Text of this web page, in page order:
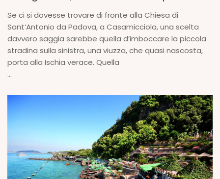
Se ci si dovesse trovare di fronte alla Chiesa di
Sant’Antonio da Padova, a Casamicciola, una scelta
davvero saggia sarebbe quella d’imboccare la piccola
stradina sulla sinistra, una viuzza, che quasi nascosta,
porta alla Ischia verace. Quella
...